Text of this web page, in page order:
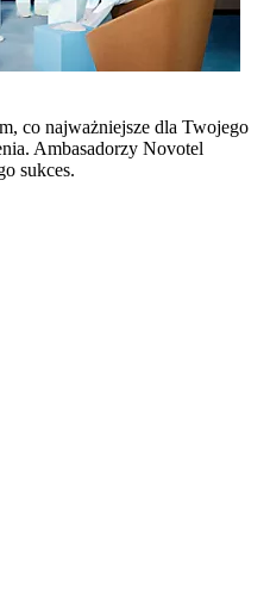
co najważniejsze dla Twojego
Ambasadorzy Novotel
sukces.